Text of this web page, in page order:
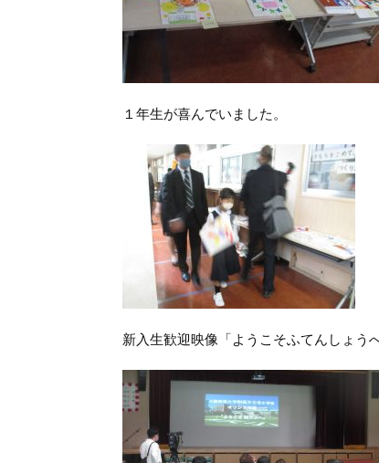
１年生が喜んでいました。
新入生歓迎映像「ようこそふてんしょうへ